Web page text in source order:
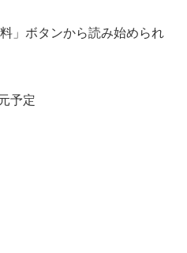
」ボタンから読み始められ
予定